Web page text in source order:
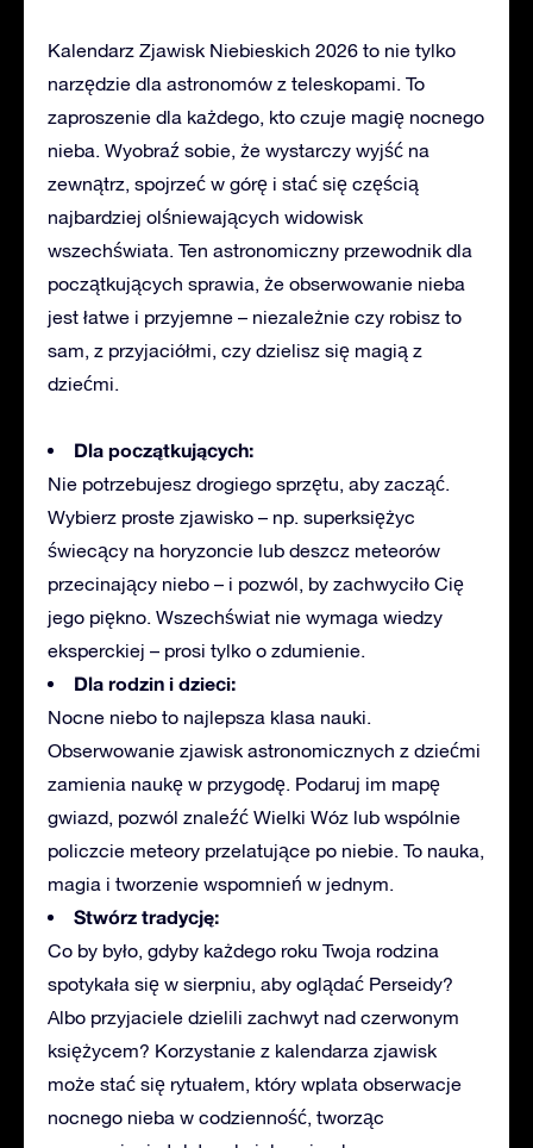
Kalendarz Zjawisk Niebieskich 2026 to nie tylko
narzędzie dla astronomów z teleskopami. To
zaproszenie dla każdego, kto czuje magię nocnego
nieba. Wyobraź sobie, że wystarczy wyjść na
zewnątrz, spojrzeć w górę i stać się częścią
najbardziej olśniewających widowisk
wszechświata. Ten astronomiczny przewodnik dla
początkujących sprawia, że obserwowanie nieba
jest łatwe i przyjemne – niezależnie czy robisz to
sam, z przyjaciółmi, czy dzielisz się magią z
dziećmi.
Dla początkujących:
Nie potrzebujesz drogiego sprzętu, aby zacząć.
Wybierz proste zjawisko – np. superksiężyc
świecący na horyzoncie lub deszcz meteorów
przecinający niebo – i pozwól, by zachwyciło Cię
jego piękno. Wszechświat nie wymaga wiedzy
eksperckiej – prosi tylko o zdumienie.
Dla rodzin i dzieci:
Nocne niebo to najlepsza klasa nauki.
Obserwowanie zjawisk astronomicznych z dziećmi
zamienia naukę w przygodę. Podaruj im mapę
gwiazd, pozwól znaleźć Wielki Wóz lub wspólnie
policzcie meteory przelatujące po niebie. To nauka,
magia i tworzenie wspomnień w jednym.
Stwórz tradycję:
Co by było, gdyby każdego roku Twoja rodzina
spotykała się w sierpniu, aby oglądać Perseidy?
Albo przyjaciele dzielili zachwyt nad czerwonym
księżycem? Korzystanie z kalendarza zjawisk
może stać się rytuałem, który wplata obserwacje
nocnego nieba w codzienność, tworząc